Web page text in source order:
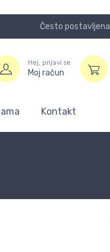
i Aircash metodom!
Često
Hej, prijavi se
Moj račun
Kontakt